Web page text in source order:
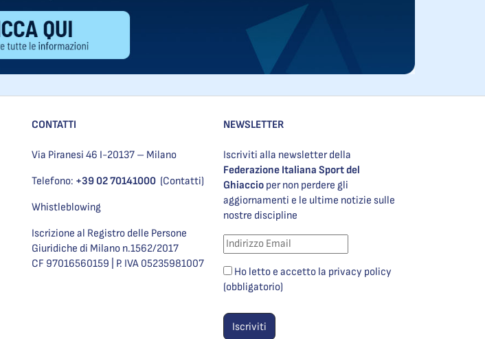
CONTATTI
Via Piranesi 46 I-20137 – Milano
Telefono: +39 02 70141000 (Contatti)
Whistleblowing
Iscrizione al Registro delle Persone
Giuridiche di Milano n.1562/2017
CF 97016560159 | P. IVA 05235981007
NEWSLETTER
Iscriviti alla newsletter della
Federazione Italiana Sport del
Ghiaccio per non perdere gli
aggiornamenti e le ultime notizie sulle
nostre discipline
Ho letto e accetto la privacy policy
(obbligatorio)